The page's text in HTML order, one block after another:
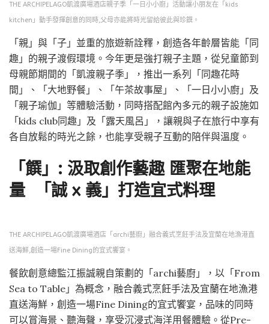
THE ARCHIPELAGO凱渡廣場酒店親子季「一日小小廚」活動讓小朋友在「kids
kitchen」動手發揮創意的同時,父母亦能將時光留給彼此與珍饌。
「親」與「子」並重的旅遊新詮釋，創造各年齡層皆能「同
趣」的親子渡假環境。今年更是強打親子主題，從兒童節到
母親節期間的「凱渡親子季」，推出一系列「同趣花時
間」、「大地野餐」、「午茶故事屋」、「一日小小廚」及
「親子瑜伽」等體驗活動，同時搭配館內多元的親子設施如
「kids club同趣」及「露天風呂」，讓親與子在旅行中享有
各自放鬆的時光之餘，也能享受親子互動的陪伴與溫度。
「饌」: 汲取創作藝趣 匯聚在地能
量 「誠 x 義」打造宜式料理
THE ARCHIPELAGO凱渡廣場酒店「archi藝廚」融合義式烹飪手法及宜蘭在地漁港直
送海鮮,創造一場Fine Dining的宜式饗宴。
餐飲創意總監江振誠親自策劃的「archi藝廚」，以「From
Sea to Table」為概念，融合義式烹飪手法及宜蘭在地漁港
直送海鮮，創造一場Fine Dining的宜式饗宴，品味的同時
可以賞海景、聽海聲，享受沉浸式海洋用餐體驗。從Pre-